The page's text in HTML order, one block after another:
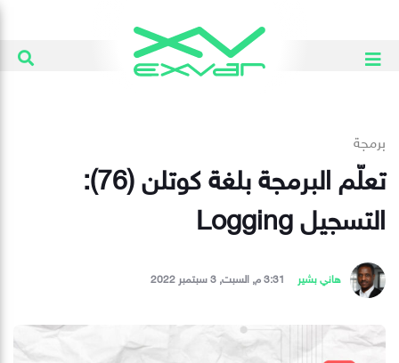
برمجة
تعلّم البرمجة بلغة كوتلن (76):
التسجيل Logging
هاني بشير 3:31 م, السبت, 3 سبتمبر 2022